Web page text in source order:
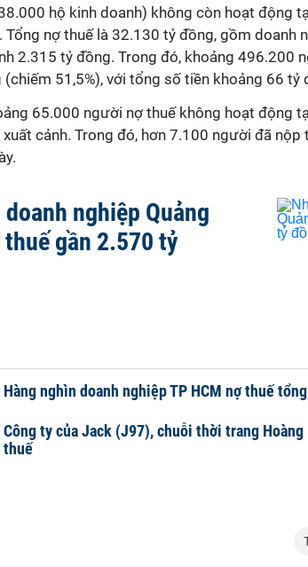
hộ kinh doanh) không còn hoạt động
Tổng nợ thuế là 32.130 tỷ đồng, gồm doanh
2.315 tỷ đồng. Trong đó, khoảng 496.200
(chiếm 51,5%), với tổng số tiền khoảng 66 tỷ
65.000 người nợ thuế không hoạt động
cảnh. Trong đó, hơn 7.100 người đã nộp
doanh nghiệp Quảng
gần 2.570 tỷ
Hàng nghìn doanh nghiệp TP HCM nợ thuế
Công ty của Jack (J97), chuỗi thời trang
thuế